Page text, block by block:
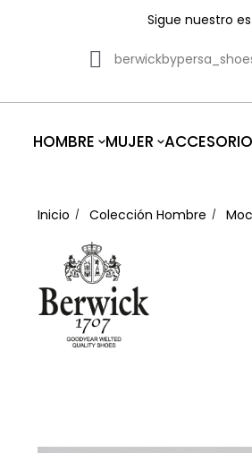
Sigue nuestro
HOMBRE MUJER
Inicio Colección Hombre